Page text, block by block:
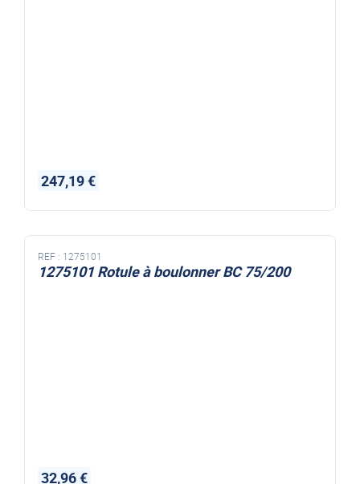
247,19 €
REF : 1275101
1275101 Rotule à boulonner BC 75/200
32,96 €